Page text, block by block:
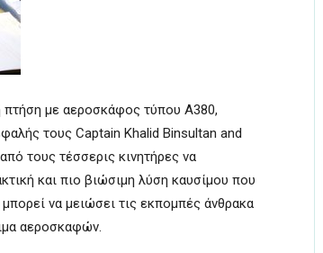
πτήση με αεροσκάφος τύπου Α380,
τους Captain Khalid Binsultan and
τους τέσσερις κινητήρες να
και πιο βιώσιμη λύση καυσίμου που
να μειώσει τις εκπομπές άνθρακα
αεροσκαφών.